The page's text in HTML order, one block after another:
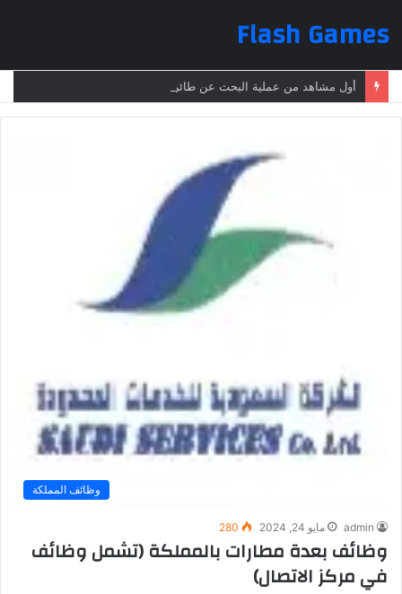
Flash Games
وظائف المملكة
admin مايو 24, 2024 280
وظائف بعدة مطارات بالمملكة (تشمل وظائف
في مركز الاتصال)